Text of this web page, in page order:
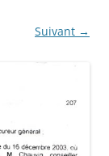
Suivant →